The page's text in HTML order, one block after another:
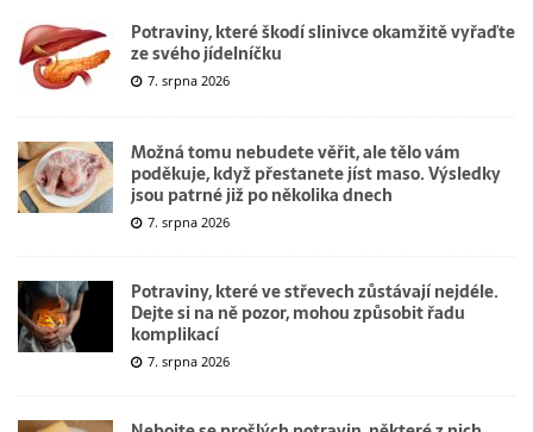
Potraviny, které škodí slinivce okamžitě vyřaďte
ze svého jídelníčku
7. srpna 2026
Možná tomu nebudete věřit, ale tělo vám
poděkuje, když přestanete jíst maso. Výsledky
jsou patrné již po několika dnech
7. srpna 2026
Potraviny, které ve střevech zůstávají nejdéle.
Dejte si na ně pozor, mohou způsobit řadu
komplikací
7. srpna 2026